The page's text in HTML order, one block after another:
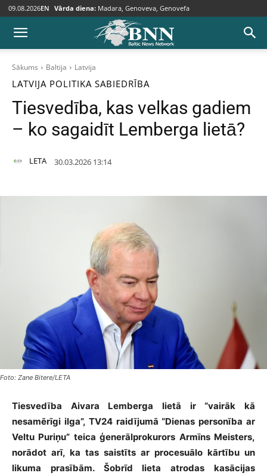
09.08.2026EN Vārda diena: Madara, Genoveva, Genovefa
Sākums Baltija Latvija
LATVIJA POLITIKA SABIEDRĪBA
Tiesvedība, kas velkas gadiem
– ko sagaidīt Lemberga lietā?
LETA 30.03.2026 13:14
Foto: Zane Bitere/LETA
Tiesvedība Aivara Lemberga lietā ir “vairāk kā
nesamērīgi ilga”, TV24 raidījumā “Dienas personība ar
Veltu Puriņu” teicaģenerālprokurors Armīns Meisters,
norādot arī, ka tas saistīts ar procesuālo kārtību un
likuma prasībām. Šobrīd lieta atrodas kasācijas